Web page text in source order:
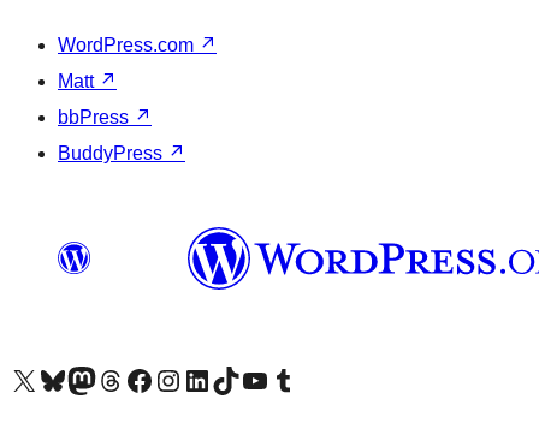
WordPress.com ↗
Matt ↗
bbPress ↗
BuddyPress ↗
X (旧 Twitter) アカウントへBluesky アカウントへMastodon アカウントへThreads アカウントへ Facebook ページへInstagram アカウントへ LinkedIn アカウントへTikTok アカウントへYouTube チャンネルへ Tumblr アカウントへ